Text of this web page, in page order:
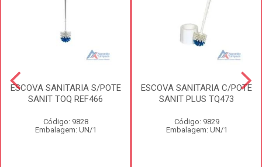
ESCOVA SANITARIA S/POTE
SANIT TOQ REF466
Código: 9828
Embalagem: UN/1
ESCOVA SANITARIA C/POTE
SANIT PLUS TQ473
Código: 9829
Embalagem: UN/1